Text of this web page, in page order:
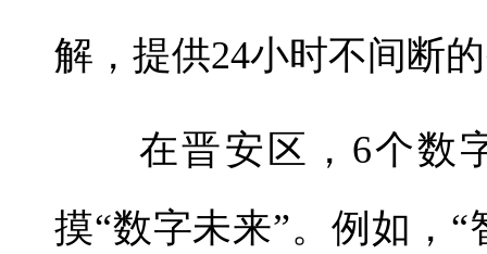
解，提供24小时不间断
在晋安区，6个数字
摸“数字未来”。例如，